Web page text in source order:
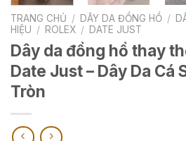
TRANG CHỦ / DÂY DA ĐỒNG HỒ /
HIỆU / ROLEX / DATE JUST
Dây da đồng hồ thay
Date Just – Dây Da Cá
Tròn